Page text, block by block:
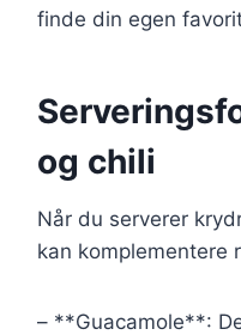
finde din egen
og chili
Når du serverer
kan komplementere
– **Guacamole**: